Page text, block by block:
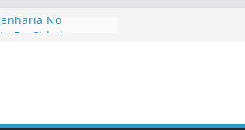
No
Ambiente:
Desenvolvimento
Civil Na